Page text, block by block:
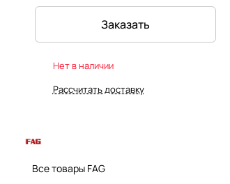
Заказать
Нет в наличии
Рассчитать доставку
Все товары FAG